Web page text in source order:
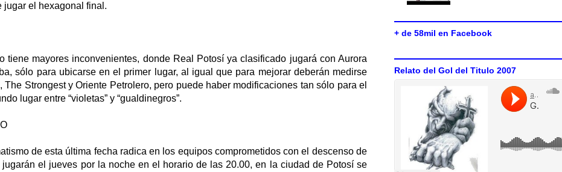
jugar el hexagonal final.
tiene mayores inconvenientes, donde Real Potosí ya clasificado jugará con Aurora
sólo para ubicarse en el primer lugar, al igual que para mejorar deberán medirse
The Strongest y Oriente Petrolero, pero puede haber modificaciones tan sólo para el
lugar entre “violetas” y “gualdinegros”.
de esta última fecha radica en los equipos comprometidos con el descenso de
jugarán el jueves por la noche en el horario de las 20.00, en la ciudad de Potosí se
+ de 58mil en Facebook
Relato del Gol del Titulo 2007